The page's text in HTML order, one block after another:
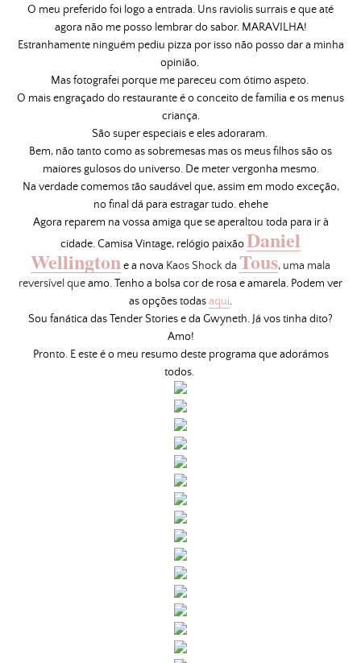
O meu preferido foi logo a entrada. Uns raviolis surrais e que até
agora não me posso lembrar do sabor. MARAVILHA!
Estranhamente ninguém pediu pizza por isso não posso dar a minha
opinião.
Mas fotografei porque me pareceu com ótimo aspeto.
O mais engraçado do restaurante é o conceito de família e os menus
criança.
São super especiais e eles adoraram.
Bem, não tanto como as sobremesas mas os meus filhos são os
maiores gulosos do universo. De meter vergonha mesmo.
Na verdade comemos tão saudável que, assim em modo exceção,
no final dá para estragar tudo. ehehe
Agora reparem na vossa amiga que se aperaltou toda para ir à
cidade. Camisa Vintage, relógio paixãoDaniel
Wellingtone a nova Kaos Shock da Tous, uma mala
reversível queamo. Tenho a bolsa cor de rosa e amarela. Podem ver
as opções todasaqui.
Sou fanática das Tender Stories e da Gwyneth. Já vos tinha dito?
Amo!
Pronto. E este é o meu resumo deste programa que adorámos
todos.